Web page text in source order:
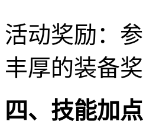
活动奖励：
丰厚的装备奖
四、技能加点